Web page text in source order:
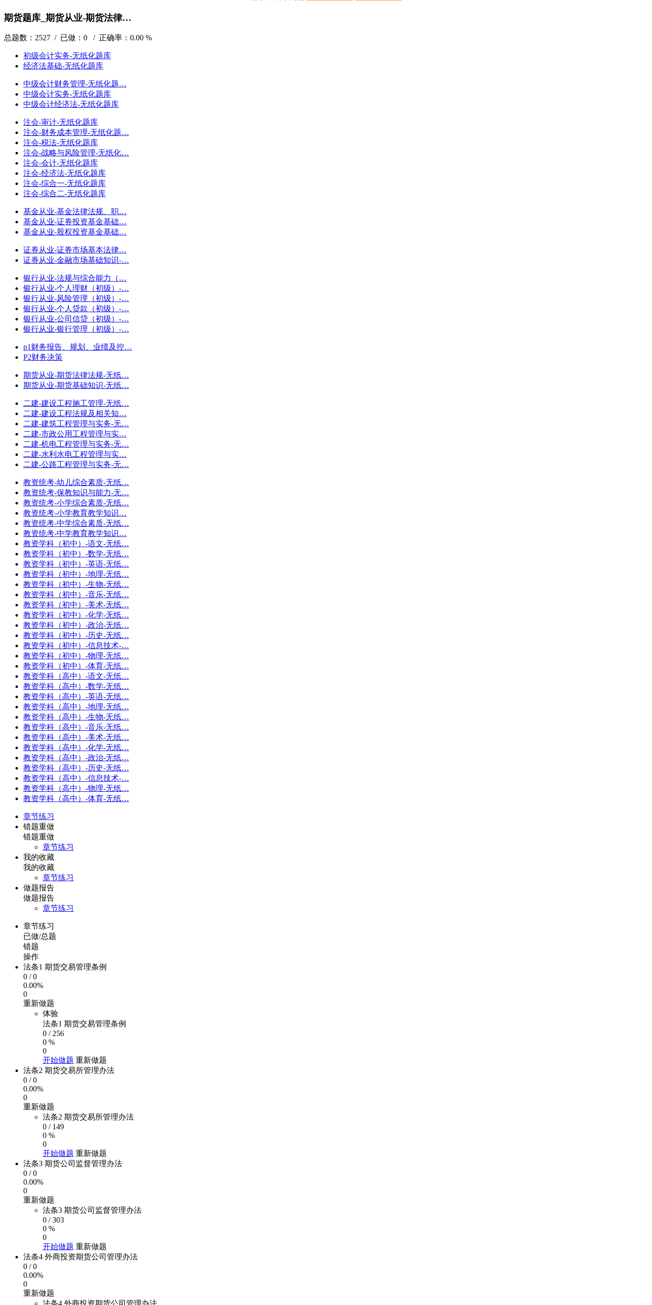
期货题库_期货从业-期货法律…
总题数：2527 / 已做：0 / 正确率：0.00 %
初级会计实务-无纸化题库
经济法基础-无纸化题库
中级会计财务管理-无纸化题…
中级会计实务-无纸化题库
中级会计经济法-无纸化题库
注会-审计-无纸化题库
注会-财务成本管理-无纸化题…
注会-税法-无纸化题库
注会-战略与风险管理-无纸化…
注会-会计-无纸化题库
注会-经济法-无纸化题库
注会-综合一-无纸化题库
注会-综合二-无纸化题库
基金从业-基金法律法规、职…
基金从业-证券投资基金基础…
基金从业-股权投资基金基础…
证券从业-证券市场基本法律…
证券从业-金融市场基础知识-…
银行从业-法规与综合能力（…
银行从业-个人理财（初级）-…
银行从业-风险管理（初级）-…
银行从业-个人贷款（初级）-…
银行从业-公司信贷（初级）-…
银行从业-银行管理（初级）-…
p1财务报告、规划、业绩及控…
P2财务决策
期货从业-期货法律法规-无纸…
期货从业-期货基础知识-无纸…
二建-建设工程施工管理-无纸…
二建-建设工程法规及相关知…
二建-建筑工程管理与实务-无…
二建-市政公用工程管理与实…
二建-机电工程管理与实务-无…
二建-水利水电工程管理与实…
二建-公路工程管理与实务-无…
教资统考-幼儿综合素质-无纸…
教资统考-保教知识与能力-无…
教资统考-小学综合素质-无纸…
教资统考-小学教育教学知识…
教资统考-中学综合素质-无纸…
教资统考-中学教育教学知识…
教资学科（初中）-语文-无纸…
教资学科（初中）-数学-无纸…
教资学科（初中）-英语-无纸…
教资学科（初中）-地理-无纸…
教资学科（初中）-生物-无纸…
教资学科（初中）-音乐-无纸…
教资学科（初中）-美术-无纸…
教资学科（初中）-化学-无纸…
教资学科（初中）-政治-无纸…
教资学科（初中）-历史-无纸…
教资学科（初中）-信息技术-…
教资学科（初中）-物理-无纸…
教资学科（初中）-体育-无纸…
教资学科（高中）-语文-无纸…
教资学科（高中）-数学-无纸…
教资学科（高中）-英语-无纸…
教资学科（高中）-地理-无纸…
教资学科（高中）-生物-无纸…
教资学科（高中）-音乐-无纸…
教资学科（高中）-美术-无纸…
教资学科（高中）-化学-无纸…
教资学科（高中）-政治-无纸…
教资学科（高中）-历史-无纸…
教资学科（高中）-信息技术-…
教资学科（高中）-物理-无纸…
教资学科（高中）-体育-无纸…
章节练习
错题重做
错题重做
章节练习
我的收藏
我的收藏
章节练习
做题报告
做题报告
章节练习
章节练习
已做/总题
错题
操作
法条1 期货交易管理条例
0 /0
0.00%
0
重新做题
体验
法条1 期货交易管理条例
0 /256
0 %
0
开始做题 重新做题
法条2 期货交易所管理办法
0 /0
0.00%
0
重新做题
法条2 期货交易所管理办法
0 / 149
0 %
0
开始做题 重新做题
法条3 期货公司监督管理办法
0 /0
0.00%
0
重新做题
法条3 期货公司监督管理办法
0 /303
0 %
0
开始做题 重新做题
法条4 外商投资期货公司管理办法
0 /0
0.00%
0
重新做题